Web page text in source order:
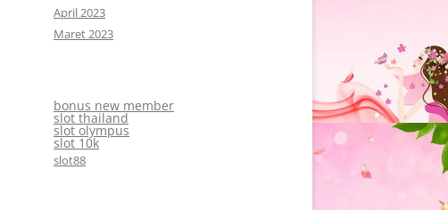
April 2023
Maret 2023
bonus new member
slot thailand
slot olympus
slot 10k
slot88